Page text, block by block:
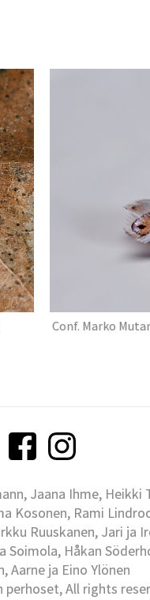
Conf. Marko
Jaana Ihme, Heikki
Rami
Ruuskanen, Jari ja
Håkan
Aarne ja Eino Ylönen
perhoset, All rights